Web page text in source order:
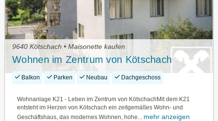
9640 Kötschach • Maisonette kaufen
Wohnen im Zentrum von Kötschach
Balkon Parken Neubau Dachgeschoss
Wohnanlage K21 - Leben im Zentrum von KötschachMit dem K21
entsteht im Herzen von Kötschach ein zeitgemäßes Wohn- und
Geschäftshaus, das modernes Wohnen, hohe...
mehr anzeigen